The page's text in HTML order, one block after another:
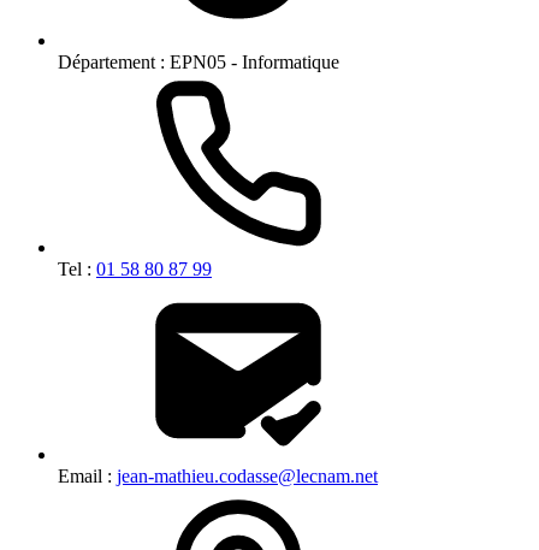
Département : EPN05 - Informatique
Tel : 01 58 80 87 99
Email : jean-mathieu.codasse@lecnam.net